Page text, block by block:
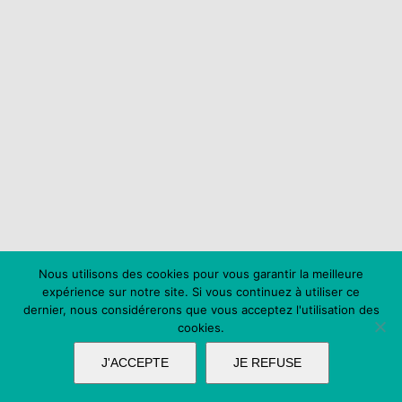
Nous utilisons des cookies pour vous garantir la meilleure
expérience sur notre site. Si vous continuez à utiliser ce
dernier, nous considérerons que vous acceptez l'utilisation des
cookies.
J'ACCEPTE JE REFUSE